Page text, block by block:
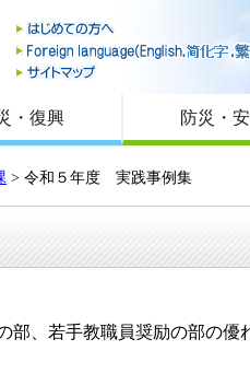
・復興 防災・
> 令和５年度 実践事例集
部、若手教職員奨励の部の